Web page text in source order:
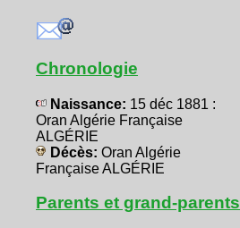
Chronologie
Naissance: 15 déc 1881 :
Oran Algérie Française
ALGÉRIE
Décès: Oran Algérie
Française ALGÉRIE
Parents et grand-parents